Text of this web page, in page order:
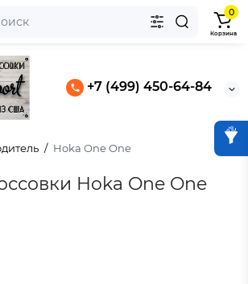
+7 (499) 450-64-84
0
Корзина
Hoka One One
Hoka One One